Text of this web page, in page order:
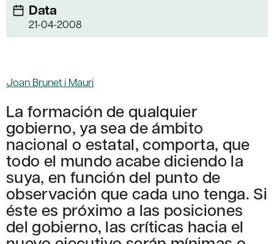
Data
21-04-2008
Joan Brunet i Mauri
La formación de qualquier
gobierno, ya sea de ámbito
nacional o estatal, comporta, que
todo el mundo acabe diciendo la
suya, en función del punto de
observación que cada uno tenga. Si
éste es próximo a las posiciones
del gobierno, las críticas hacia el